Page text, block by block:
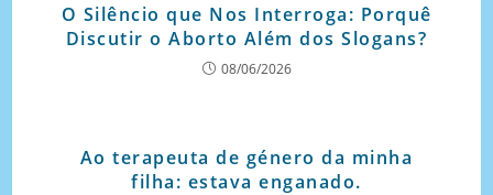
O Silêncio que Nos Interroga: Porquê
Discutir o Aborto Além dos Slogans?
08/06/2026
Ao terapeuta de género da minha
filha: estava enganado.